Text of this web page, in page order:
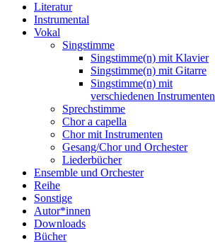
Literatur
Instrumental
Vokal
Singstimme
Singstimme(n) mit Klavier
Singstimme(n) mit Gitarre
Singstimme(n) mit
verschiedenen Instrumenten
Sprechstimme
Chor a capella
Chor mit Instrumenten
Gesang/Chor und Orchester
Liederbücher
Ensemble und Orchester
Reihe
Sonstige
Autor*innen
Downloads
Bücher